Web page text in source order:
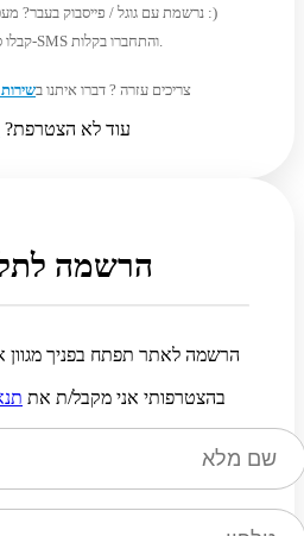
נרשמת עם גוגל / פייסבוק בעבר? מעכשיו מתחברים עם טלפון :)
קבלו סיסמה חדשה ב-SMS והתחברו בקלות.
צריכים עזרה ? דברו איתנו ב
עוד לא הצטרפת?
הרשמה
הרשמה לאתר תפתח בפניך מגוון
בהצטרפותי אני מקבל/ת את